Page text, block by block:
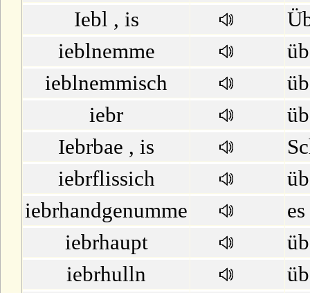
I
J
K
L
Iebl , is
ieblnemme
ieblnemmisch
iebr
Iebrbae , is
iebrflissich
iebrhandgenumme
iebrhaupt
iebrhulln